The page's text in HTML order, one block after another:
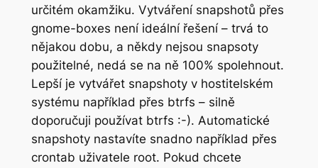
určitém okamžiku. Vytváření snapshotů přes
gnome-boxes není ideální řešení – trvá to
nějakou dobu, a někdy nejsou snapsoty
použitelné, nedá se na ně 100% spolehnout.
Lepší je vytvářet snapshoty v hostitelském
systému například přes btrfs – silně
doporučuji používat btrfs :-). Automatické
snapshoty nastavíte snadno například přes
crontab uživatele root. Pokud chcete